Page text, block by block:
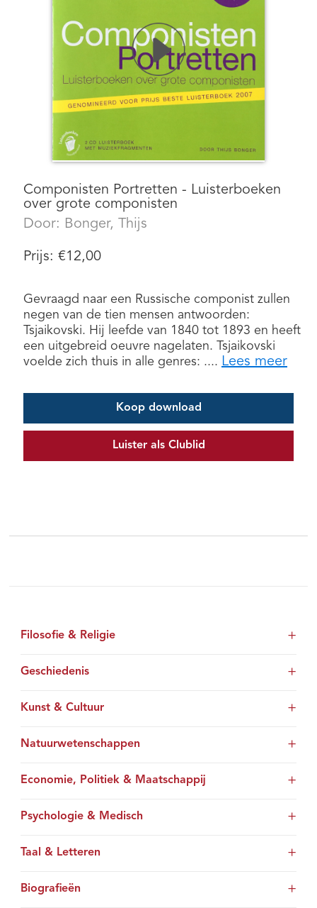
Componisten Portretten - Luisterboeken
over grote componisten
Door: Bonger, Thijs
Prijs: €12,00
Gevraagd naar een Russische componist zullen
negen van de tien mensen antwoorden:
Tsjaikovski. Hij leefde van 1840 tot 1893 en heeft
een uitgebreid oeuvre nagelaten. Tsjaikovski
voelde zich thuis in alle genres: .... Lees meer
Koop download
Luister als Clublid
Filosofie & Religie
Geschiedenis
Kunst & Cultuur
Natuurwetenschappen
Economie, Politiek & Maatschappij
Psychologie & Medisch
Taal & Letteren
Biografieën